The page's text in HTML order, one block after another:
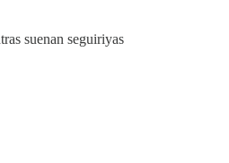
suenan seguiriyas